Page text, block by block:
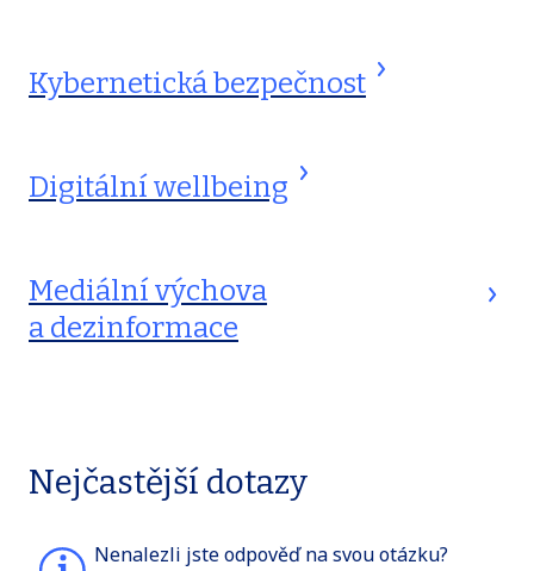
Kybernetická bezpečnost
Digitální wellbeing
Mediální výchova
a dezinformace
Nejčastější dotazy
Nenalezli jste odpověď na svou otázku?